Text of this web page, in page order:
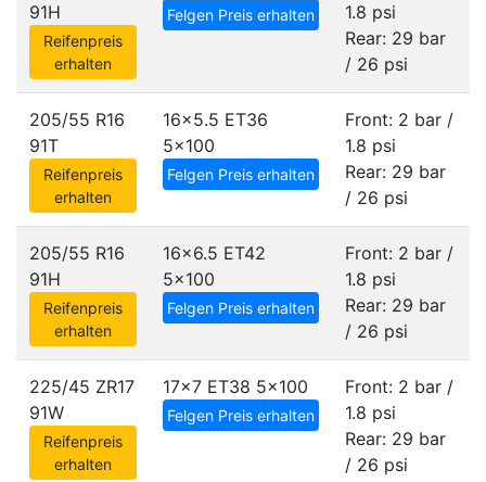
91H
Reifenpreis
erhalten
Felgen Preis erhalten
1.8 psi
Rear: 29 bar
/ 26 psi
205/55 R16
91T
Reifenpreis
erhalten
16x5.5 ET36
5x100
Felgen Preis erhalten
Front: 2 bar /
1.8 psi
Rear: 29 bar
/ 26 psi
205/55 R16
91H
Reifenpreis
erhalten
16x6.5 ET42
5x100
Felgen Preis erhalten
Front: 2 bar /
1.8 psi
Rear: 29 bar
/ 26 psi
225/45 ZR17
91W
Reifenpreis
erhalten
17x7 ET38 5x100
Felgen Preis erhalten
Front: 2 bar /
1.8 psi
Rear: 29 bar
/ 26 psi